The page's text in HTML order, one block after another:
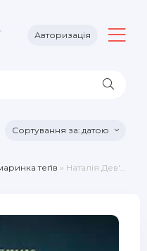
Авторизація
датою
теґів » Наталія Дев'ятко